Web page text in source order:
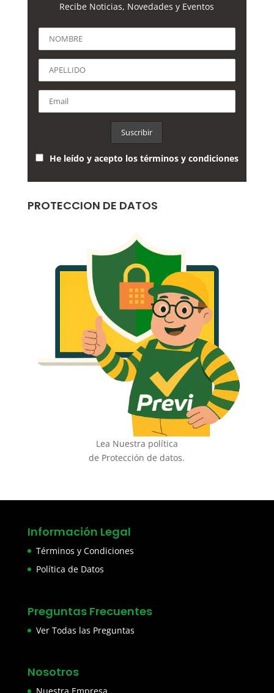
Recibe Noticias, Novedades y Eventos
He leído y acepto los términos y condiciones
PROTECCION DE DATOS
Lea Nuestra política
de Protección de datos.
Información Legal
Términos y Condiciones
Política de Datos
Preguntas Frecuentes
Ver Todas las Preguntas
Nosotros